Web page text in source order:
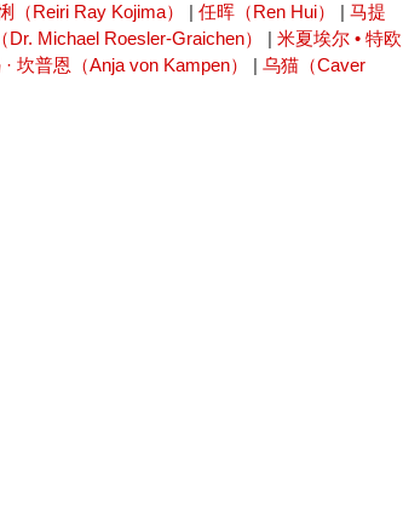
（Reiri Ray Kojima） | 任晖（Ren Hui） | 马提
Michael Roesler-Graichen） | 米夏埃尔 • 特欧
· 坎普恩（Anja von Kampen） | 乌猫（Caver